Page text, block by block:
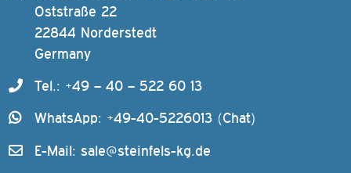
Oststraße 22
22844 Norderstedt
Germany
Tel.: +49 – 40 – 522 60 13
WhatsApp: +49-40-5226013 (Chat)
E-Mail: sale@steinfels-kg.de